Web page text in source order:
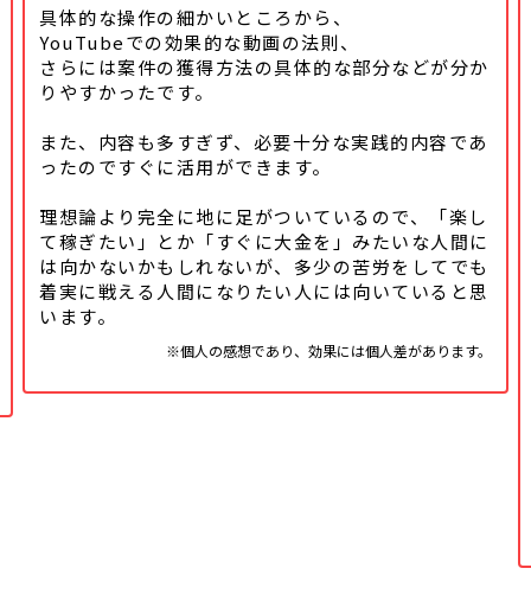
具体的な操作の細かいところから、
YouTubeでの効果的な動画の法則、
さらには案件の獲得方法の具体的な部分などが分か
りやすかったです。
また、内容も多すぎず、必要十分な実践的内容であ
ったのですぐに活用ができます。
理想論より完全に地に足がついているので、「楽し
て稼ぎたい」とか「すぐに大金を」みたいな人間に
は向かないかもしれないが、多少の苦労をしてでも
着実に戦える人間になりたい人には向いていると思
います。
※個人の感想であり、効果には個人差があります。